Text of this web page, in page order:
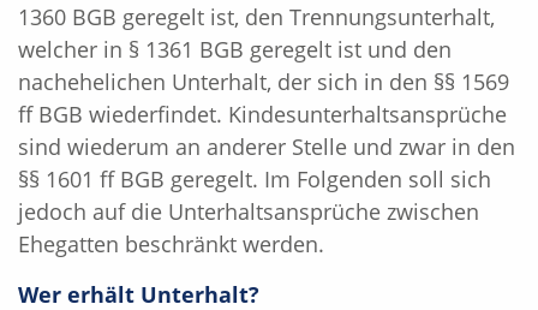
1360 BGB geregelt ist, den Trennungsunterhalt,
welcher in § 1361 BGB geregelt ist und den
nachehelichen Unterhalt, der sich in den §§ 1569
ff BGB wiederfindet. Kindesunterhaltsansprüche
sind wiederum an anderer Stelle und zwar in den
§§ 1601 ff BGB geregelt. Im Folgenden soll sich
jedoch auf die Unterhaltsansprüche zwischen
Ehegatten beschränkt werden.
Wer erhält Unterhalt?